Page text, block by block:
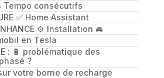
Tempo consécutifs
✅ Home Assistant
⚙️ Installation 🚘
en Tesla
: 🔋 problématique des
?
votre borne de recharge